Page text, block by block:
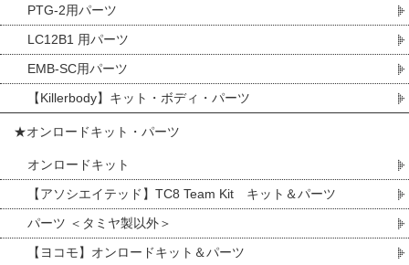
PTG-2用パーツ
LC12B1 用パーツ
EMB-SC用パーツ
【Killerbody】キット・ボディ・パーツ
★オンロードキット・パーツ
オンロードキット
【アソシエイテッド】TC8 Team Kit キット＆パーツ
パーツ ＜タミヤ製以外＞
【ヨコモ】オンロードキット＆パーツ